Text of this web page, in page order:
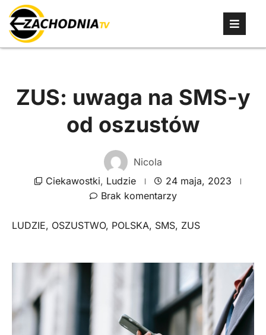
ZUS: uwaga na SMS-y
od oszustów
Nicola
Ciekawostki, Ludzie
24 maja, 2023
Brak komentarzy
LUDZIE, OSZUSTWO, POLSKA, SMS, ZUS